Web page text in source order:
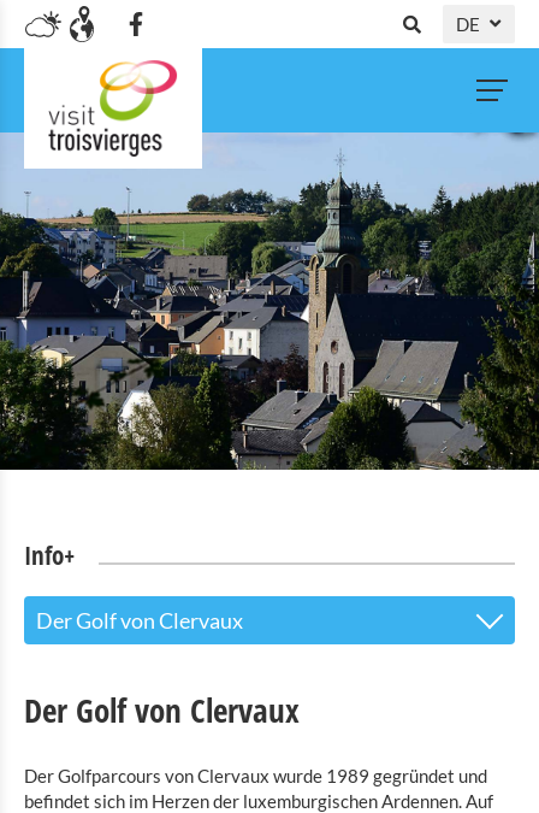
DE
FR
EN
Info+
Der Golf von Clervaux
Sehenswürdigkeiten
Naturpark Our
Der Golf von Clervaux
Der Golfparcours von Clervaux wurde 1989 gegründet und
befindet sich im Herzen der luxemburgischen Ardennen. Auf